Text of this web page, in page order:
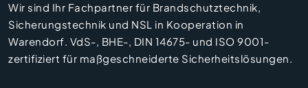
Wir sind Ihr Fachpartner für Brandschutztechnik,
Sicherungstechnik und NSL in Kooperation in
Warendorf. VdS-, BHE-, DIN 14675- und ISO 9001-
zertifiziert für maßgeschneiderte Sicherheitslösungen.